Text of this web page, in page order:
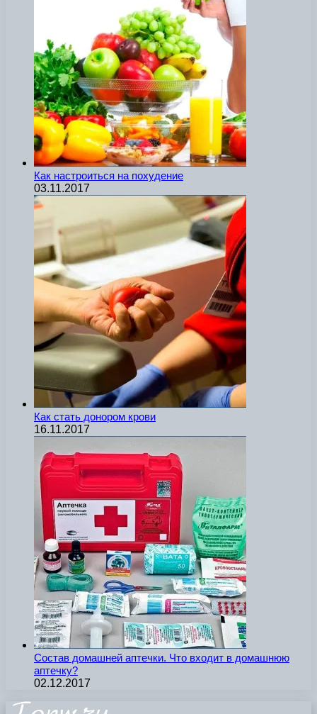
Как настроиться на похудение
03.11.2017
Как стать донором крови
16.11.2017
Состав домашней аптечки. Что входит в домашнюю
аптечку?
02.12.2017